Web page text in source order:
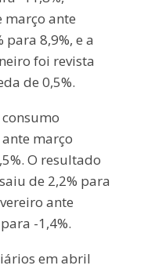
março ante
8,9%, e a
foi revista
de 0,5%.
março
O resultado
de 2,2% para
ante
-1,4%.
em abril